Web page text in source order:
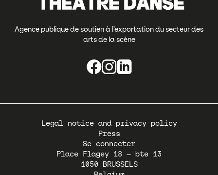
Agence publique de soutien à l’exportation du secteur des
arts de la scène
Pied
Legal notice and privacy policy
Press
Se connecter
Place Flagey 18 – bte 13
1050
BRUSSELS